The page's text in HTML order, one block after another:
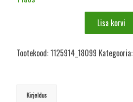
Lisa korvi
Tootekood:1125914_18099 Kategooria:
Kirjeldus